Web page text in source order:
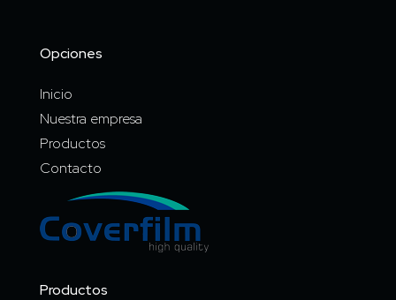
Opciones
Inicio
Nuestra empresa
Productos
Contacto
Productos